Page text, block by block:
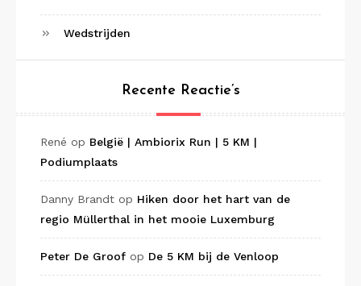
Wedstrijden
Recente Reactie’s
René op België | Ambiorix Run | 5 KM |
Podiumplaats
Danny Brandt op Hiken door het hart van de
regio Müllerthal in het mooie Luxemburg
Peter De Groof op De 5 KM bij de Venloop